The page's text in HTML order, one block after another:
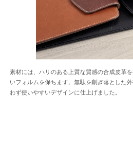
素材には、ハリのある上質な質感の合成皮革
いフォルムを保ちます。無駄を削ぎ落とした
わず使いやすいデザインに仕上げました。